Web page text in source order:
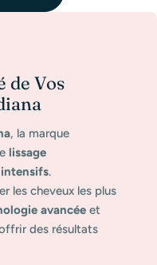
de Vos
, la marque
lissage
.
les cheveux les plus
avancée et
des résultats